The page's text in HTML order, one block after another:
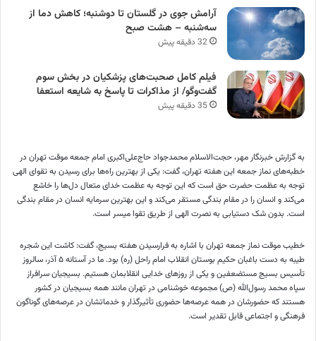
آرامش جوی در گلستان تا دوشنبه؛ کاهش دما از
سه‌شنبه – هشت صبح
32 دقیقه پیش
فیلم کامل صحبت‌های پزشکیان در بخش سوم
گفت‌وگو/ از مذاکرات تا پاسخ به شایعه استعفا
35 دقیقه پیش
به گزارش خبرنگار مهر، حجت‌الاسلام محمدجواد حاج‌علی‌اکبری امام جمعه موقت تهران در
خطبه‌های نماز جمعه این هفته تهران، گفت: یکی از بهترین راه‌ها برای رسیدن به تقوای الهی
توجه به عظمت حضرت حق است که این توجه به عظمت خدای متعال دل‌ها را خاشع
می‌کند و انسان را در مقام بندگی مستقر می‌کند و این بهترین سرمایه انسان در مقام بندگی
است. بدون شک دستیابی به نصرت الهی از طریق تقوا میسر است.
خطیب موقت نماز جمعه تهران با اشاره به فرارسیدن هفته بسیج، گفت: کاشت این شجره
طیبه به دست باغبان حکیم بوستان انقلاب امام راحل (ره) بود. ما در آستانه ۵ آذر، سالروز
تأسیس بسیج مستضعفین و یکی از روزهای خدایی انقلابمان هستیم. بسیجیان سرافراز
سپاه محمد رسول‌الله (ص) مجموعه خوشنامی در تهران مانند همه بسیجیان در کشور
هستند که حضورشان در همه عرصه‌ها حضوری تأثیرگذار و خدماتشان در عرصه‌های گوناگون
فرهنگی و اجتماعی قابل تقدیر است.